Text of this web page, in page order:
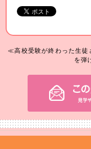
≪高校受験が終わった生徒
を弾